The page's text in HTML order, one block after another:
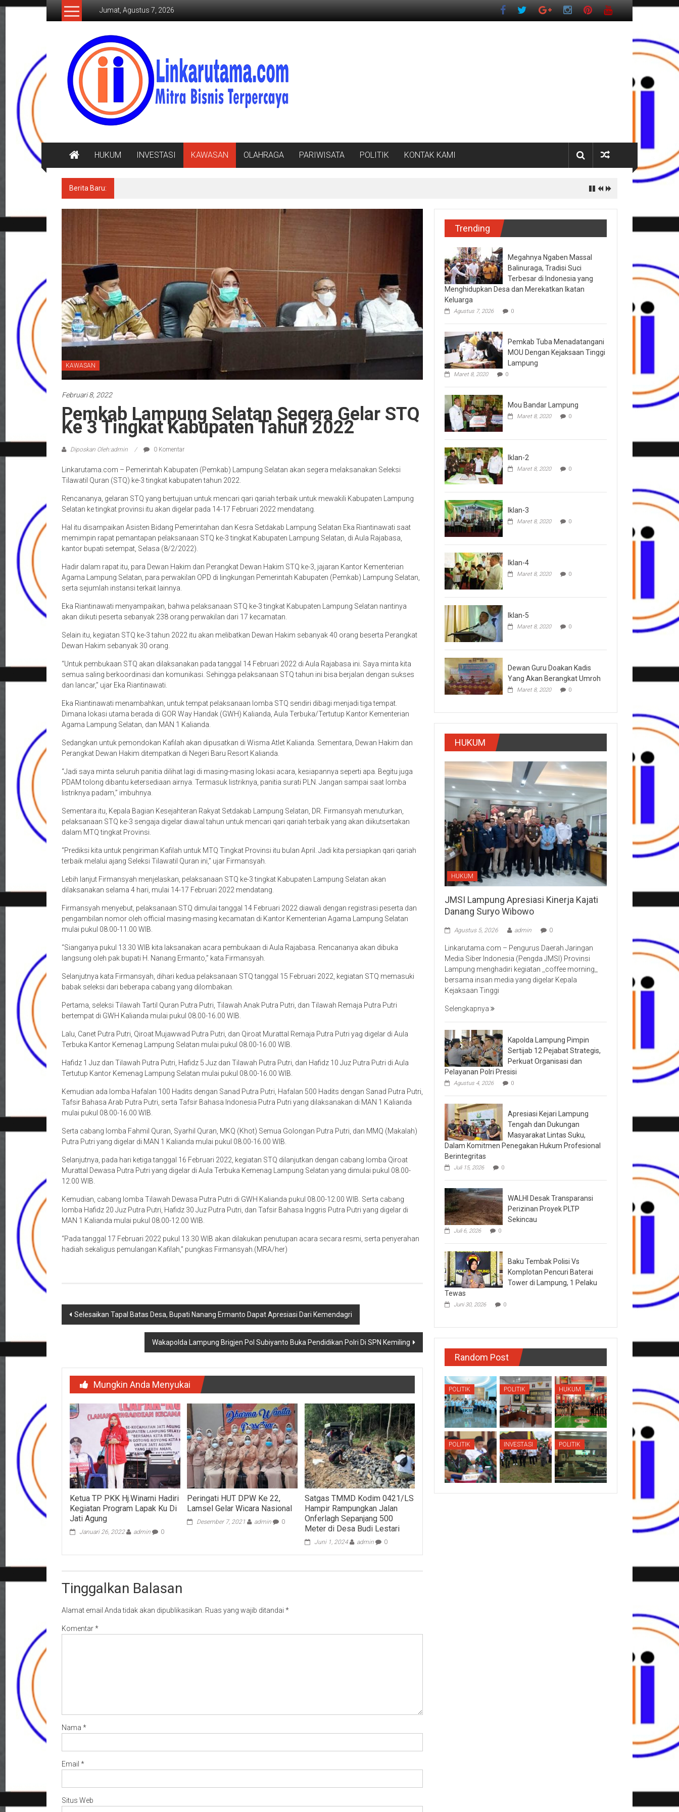
Lompat
Jumat, Agustus 7, 2026
LINKARUTAMA.COM
Mitra
Bisnis
Terpercaya
HUKUM INVESTASI KAWASAN OLAHRAGA PARIWISATA POLITIK KONTAK KAMI
Berita Baru:
KAWASAN
Februari 8, 2022
Pemkab Lampung Selatan Segera Gelar STQ
Ke 3 Tingkat Kabupaten Tahun 2022
Diposkan Oleh:admin 0 Komentar
Linkarutama.com – Pemerintah Kabupaten (Pemkab) Lampung Selatan akan segera melaksanakan Seleksi
Tilawatil Quran (STQ) ke-3 tingkat kabupaten tahun 2022.
Rencananya, gelaran STQ yang bertujuan untuk mencari qari qariah terbaik untuk mewakili Kabupaten Lampung
Selatan ke tingkat provinsi itu akan digelar pada 14-17 Februari 2022 mendatang.
Hal itu disampaikan Asisten Bidang Pemerintahan dan Kesra Setdakab Lampung Selatan Eka Riantinawati saat
memimpin rapat pemantapan pelaksanaan STQ ke-3 tingkat Kabupaten Lampung Selatan, di Aula Rajabasa,
kantor bupati setempat, Selasa (8/2/2022).
Hadir dalam rapat itu, para Dewan Hakim dan Perangkat Dewan Hakim STQ ke-3, jajaran Kantor Kementerian
Agama Lampung Selatan, para perwakilan OPD di lingkungan Pemerintah Kabupaten (Pemkab) Lampung Selatan,
serta sejumlah instansi terkait lainnya.
Eka Riantinawati menyampaikan, bahwa pelaksanaan STQ ke-3 tingkat Kabupaten Lampung Selatan nantinya
akan diikuti peserta sebanyak 238 orang perwakilan dari 17 kecamatan.
Selain itu, kegiatan STQ ke-3 tahun 2022 itu akan melibatkan Dewan Hakim sebanyak 40 orang beserta Perangkat
Dewan Hakim sebanyak 30 orang.
“Untuk pembukaan STQ akan dilaksanakan pada tanggal 14 Februari 2022 di Aula Rajabasa ini. Saya minta kita
semua saling berkoordinasi dan komunikasi. Sehingga pelaksanaan STQ tahun ini bisa berjalan dengan sukses
dan lancar,” ujar Eka Riantinawati.
Eka Riantinawati menambahkan, untuk tempat pelaksanaan lomba STQ sendiri dibagi menjadi tiga tempat.
Dimana lokasi utama berada di GOR Way Handak (GWH) Kalianda, Aula Terbuka/Tertutup Kantor Kementerian
Agama Lampung Selatan, dan MAN 1 Kalianda.
Sedangkan untuk pemondokan Kafilah akan dipusatkan di Wisma Atlet Kalianda. Sementara, Dewan Hakim dan
Perangkat Dewan Hakim ditempatkan di Negeri Baru Resort Kalianda.
“Jadi saya minta seluruh panitia dilihat lagi di masing-masing lokasi acara, kesiapannya seperti apa. Begitu juga
PDAM tolong dibantu ketersediaan airnya. Termasuk listriknya, panitia surati PLN. Jangan sampai saat lomba
listriknya padam,” imbuhnya.
Sementara itu, Kepala Bagian Kesejahteran Rakyat Setdakab Lampung Selatan, DR. Firmansyah menuturkan,
pelaksanaan STQ ke-3 sengaja digelar diawal tahun untuk mencari qari qariah terbaik yang akan diikutsertakan
dalam MTQ tingkat Provinsi.
“Prediksi kita untuk pengiriman Kafilah untuk MTQ Tingkat Provinsi itu bulan April. Jadi kita persiapkan qari qariah
terbaik melalui ajang Seleksi Tilawatil Quran ini,” ujar Firmansyah.
Lebih lanjut Firmansyah menjelaskan, pelaksanaan STQ ke-3 tingkat Kabupaten Lampung Selatan akan
dilaksanakan selama 4 hari, mulai 14-17 Februari 2022 mendatang.
Firmansyah menyebut, pelaksanaan STQ dimulai tanggal 14 Februari 2022 diawali dengan registrasi peserta dan
pengambilan nomor oleh official masing-masing kecamatan di Kantor Kementerian Agama Lampung Selatan
mulai pukul 08.00-11.00 WIB.
“Sianganya pukul 13.30 WIB kita laksanakan acara pembukaan di Aula Rajabasa. Rencananya akan dibuka
langsung oleh pak bupati H. Nanang Ermanto,” kata Firmansyah.
Selanjutnya kata Firmansyah, dihari kedua pelaksanaan STQ tanggal 15 Februari 2022, kegiatan STQ memasuki
babak seleksi dari beberapa cabang yang dilombakan.
Pertama, seleksi Tilawah Tartil Quran Putra Putri, Tilawah Anak Putra Putri, dan Tilawah Remaja Putra Putri
bertempat di GWH Kalianda mulai pukul 08.00-16.00 WIB.
Lalu, Canet Putra Putri, Qiroat Mujawwad Putra Putri, dan Qiroat Murattal Remaja Putra Putri yag digelar di Aula
Terbuka Kantor Kemenag Lampung Selatan mulai pukul 08.00-16.00 WIB.
Hafidz 1 Juz dan Tilawah Putra Putri, Hafidz 5 Juz dan Tilawah Putra Putri, dan Hafidz 10 Juz Putra Putri di Aula
Tertutup Kantor Kemenag Lampung Selatan mulai pukul 08.00-16.00 WIB.
Kemudian ada lomba Hafalan 100 Hadits dengan Sanad Putra Putri, Hafalan 500 Hadits dengan Sanad Putra Putri,
Tafsir Bahasa Arab Putra Putri, serta Tafsir Bahasa Indonesia Putra Putri yang dilaksanakan di MAN 1 Kalianda
mulai pukul 08.00-16.00 WIB.
Serta cabang lomba Fahmil Quran, Syarhil Quran, MKQ (Khot) Semua Golongan Putra Putri, dan MMQ (Makalah)
Putra Putri yang digelar di MAN 1 Kalianda mulai pukul 08.00-16.00 WIB.
Selanjutnya, pada hari ketiga tanggal 16 Februari 2022, kegiatan STQ dilanjutkan dengan cabang lomba Qiroat
Murattal Dewasa Putra Putri yang digelar di Aula Terbuka Kemenag Lampung Selatan yang dimulai pukul 08.00-
12.00 WIB.
Kemudian, cabang lomba Tilawah Dewasa Putra Putri di GWH Kalianda pukul 08.00-12.00 WIB. Serta cabang
lomba Hafidz 20 Juz Putra Putri, Hafidz 30 Juz Putra Putri, dan Tafsir Bahasa Inggris Putra Putri yang digelar di
MAN 1 Kalianda mulai pukul 08.00-12.00 WIB.
“Pada tanggal 17 Februari 2022 pukul 13.30 WIB akan dilakukan penutupan acara secara resmi, serta penyerahan
hadiah sekaligus pemulangan Kafilah,” pungkas Firmansyah.(MRA/her)
Navigasi
Selesaikan Tapal Batas Desa, Bupati Nanang Ermanto Dapat Apresiasi Dari Kemendagri
Wakapolda Lampung Brigjen Pol Subiyanto Buka Pendidikan Polri Di SPN Kemiling
Mungkin Anda Menyukai
Ketua TP PKK Hj.Winarni Hadiri
Kegiatan Program Lapak Ku Di
Jati Agung
Januari 26, 2022 admin 0
Peringati HUT DPW Ke 22,
Lamsel Gelar Wicara Nasional
Desember 7, 2021 admin 0
Satgas TMMD Kodim 0421/LS
Hampir Rampungkan Jalan
Onferlagh Sepanjang 500
Meter di Desa Budi Lestari
Juni 1, 2024 admin 0
Tinggalkan Balasan
Alamat email Anda tidak akan dipublikasikan. Ruas yang wajib ditandai *
Komentar*
Nama *
Email *
Situs Web
Trending
Megahnya Ngaben Massal
Balinuraga, Tradisi Suci
Terbesar di Indonesia yang
Menghidupkan Desa dan Merekatkan Ikatan
Keluarga
Agustus 7, 2026 0
Pemkab Tuba Menadatangani
MOU Dengan Kejaksaan Tinggi
Lampung
Maret 8, 2020 0
Mou Bandar Lampung
Maret 8, 2020 0
Iklan-2
Maret 8, 2020 0
Iklan-3
Maret 8, 2020 0
Iklan-4
Maret 8, 2020 0
Iklan-5
Maret 8, 2020 0
Dewan Guru Doakan Kadis
Yang Akan Berangkat Umroh
Maret 8, 2020 0
HUKUM
HUKUM
JMSI Lampung Apresiasi Kinerja Kajati
Danang Suryo Wibowo
Agustus 5, 2026 admin 0
Linkarutama.com – Pengurus Daerah Jaringan
Media Siber Indonesia (Pengda JMSI) Provinsi
Lampung menghadiri kegiatan _coffee morning_
bersama insan media yang digelar Kepala
Kejaksaan Tinggi
Selengkapnya
Kapolda Lampung Pimpin
Sertijab 12 Pejabat Strategis,
Perkuat Organisasi dan
Pelayanan Polri Presisi
Agustus 4, 2026 0
Apresiasi Kejari Lampung
Tengah dan Dukungan
Masyarakat Lintas Suku,
Dalam Komitmen Penegakan Hukum Profesional
Berintegritas
Juli 15, 2026 0
WALHI Desak Transparansi
Perizinan Proyek PLTP
Sekincau
Juli 6, 2026 0
Baku Tembak Polisi Vs
Komplotan Pencuri Baterai
Tower di Lampung, 1 Pelaku
Tewas
Juni 30, 2026 0
Random Post
POLITIK POLITIK HUKUM
POLITIK INVESTASI POLITIK